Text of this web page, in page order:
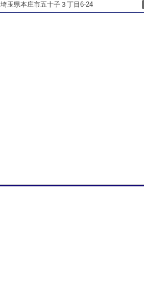
埼玉県本庄市五十子３丁目6-24